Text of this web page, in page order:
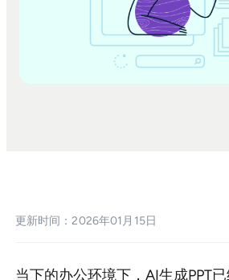
PPT技巧
更新时间：2026年01月15日
当下的办公环境下，AI生成PPT